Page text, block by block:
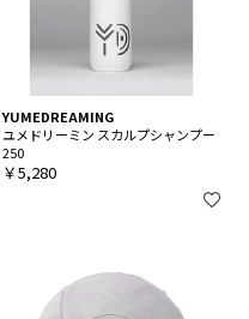
YUMEDREAMING
ユメドリーミン スカルプシャンプー
250
￥5,280